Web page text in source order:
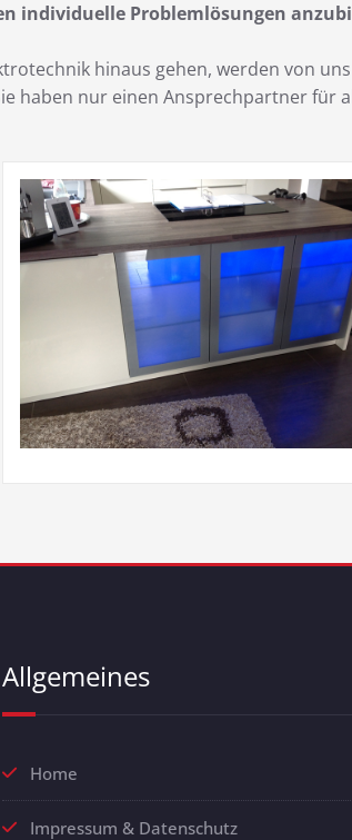
individuelle Problemlösungen
hinaus gehen, werden von
haben nur einen Ansprechpartner für
Allgemeines
Home
Impressum & Datenschutz